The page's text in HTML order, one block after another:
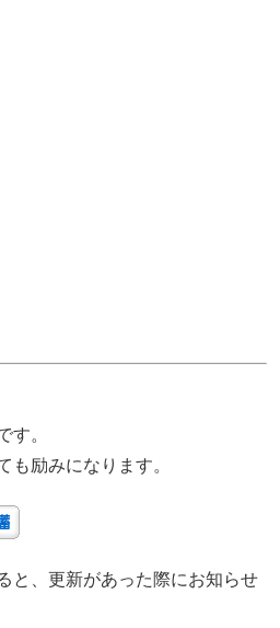
す。
も励みになります。
と、更新があった際にお知らせ